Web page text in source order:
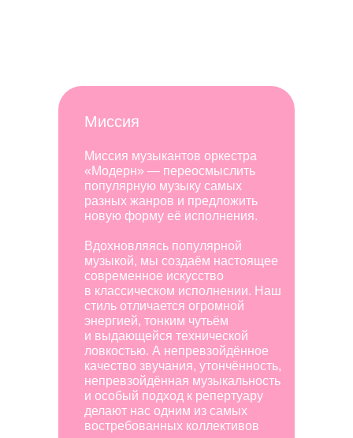
Миссия музыкантов оркестра
«Модерн» — переосмыслить
популярную музыку самых
разных жанров и предложить
новую форму её исполнения.
Вдохновляясь популярной
музыкой, мы создаём настоящее
современное искусство
в классическом исполнении. Наш
стиль отличается огромной
энергией, тонким чутьём
и выдающейся технической
ловкостью. А непревзойдённое
качество звучания, утончённость,
непревзойдённая музыкальность
и особый подход к репертуару
делают нас одним из самых
востребованных коллективов
Миссия